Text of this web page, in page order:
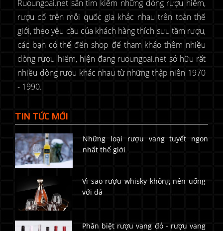
Ruoungoai.net săn tìm kiếm những dòng rượu hiếm,
rượu cổ trên mỗi quốc gia khác nhau trên toàn thế
giới, theo yêu cầu của khách hàng thích sưu tầm rượu,
các bạn có thể đến shop để tham khảo thêm nhiều
dòng rượu hiếm, hiện đang ruoungoai.net sở hữu rất
nhiều dòng rượu khác nhau từ những thập niên 1970
- 1990.
TIN TỨC MỚI
Những loại rượu vang tuyết ngon
nhất thế giới
Vì sao rượu whisky không nên uống
với đá
Phân biệt rượu vang đỏ - rượu vang